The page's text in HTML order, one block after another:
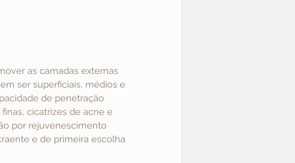
as camadas externas
ser superficiais, médios e
de penetração
cicatrizes de acne e
por rejuvenescimento
e de primeira escolha